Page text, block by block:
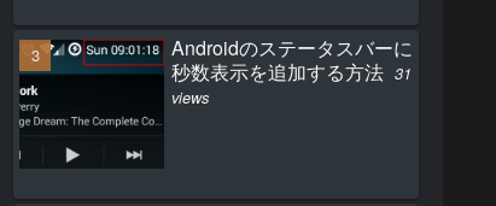
Androidのステータスバーに
秒数表示を追加する方法 31
views